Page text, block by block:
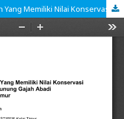
Identifikasi Jenis-Jenis Tumbuhan Yang Memiliki Nilai Konservasi Tinggi (HCVF) Di PT. Gunung Gajah Abadi Kutai Timur